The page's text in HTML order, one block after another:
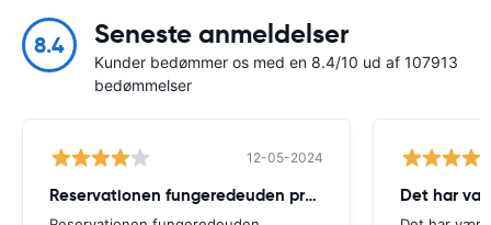
8.4 Seneste anmeldelser
Kunder bedømmer os med en 8.4/10 ud af 107913
bedømmelser
12-05-2024
Reservationen fungeredeuden problemer. Det har